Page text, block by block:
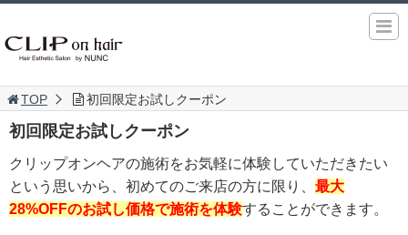
TOP 初回限定お試しクーポン
初回限定お試しクーポン
クリップオンヘアの施術をお気軽に体験していただきたい
という思いから、初めてのご来店の方に限り、 最大
28%OFFのお試し価格で施術を体験することができます。